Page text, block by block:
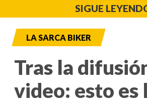
SIGUE
LA SARCA BIKER
Tras la
video: esto es